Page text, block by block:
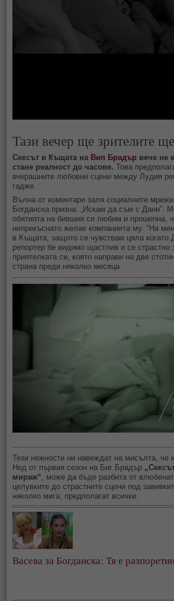
Тази вечер ще зрителите
Сексът в Къщата на Вип Брадър вече не
стане реалност до часове. Това
вчерашните любовни сцени между Лудия
гадже.
Вълна от коментари заля социалните
Богданска призна: „Искам да съм с Дани”.
обятията на бившия си любим и прошепна,
непрекъснато желае компанията му. "На
в Къщата, защото се чувствам цяла когато
репортер бе видимо щастлив и се страстно
приятелката си, която направи на две
страна преди няколко месеца.
Тези нежности ни навеждат на мисълта, че
Нед от първия сезон на Биг Брадър
мираж“ , може да бъде разбита от
целувките до страстните сцени под
няколко мига, предполагат всички.
Васева за Богданска: Тя е